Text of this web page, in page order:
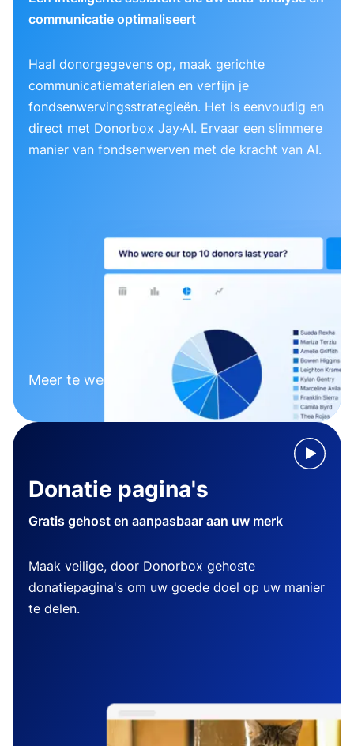
communicatie optimaliseert
Haal donorgegevens op, maak gerichte
communicatiematerialen en verfijn je
fondsenwervingsstrategieën. Het is eenvoudig en
direct met Donorbox Jay·AI. Ervaar een slimmere
manier van fondsenwerven met de kracht van AI.
Meer te weten komen
Donatie pagina's
Gratis gehost en aanpasbaar aan uw merk
Maak veilige, door Donorbox gehoste
donatiepagina's om uw goede doel op uw manier
te delen.